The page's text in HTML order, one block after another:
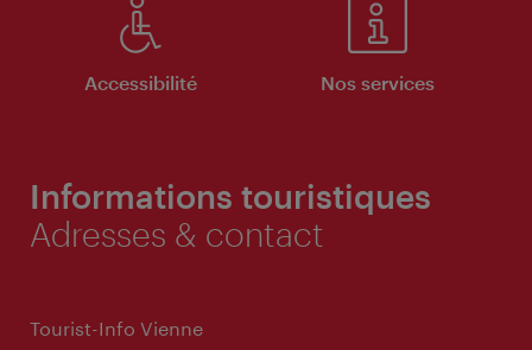
Accessibilité Nos services
Informations touristiques
Adresses & contact
Tourist-Info Vienne